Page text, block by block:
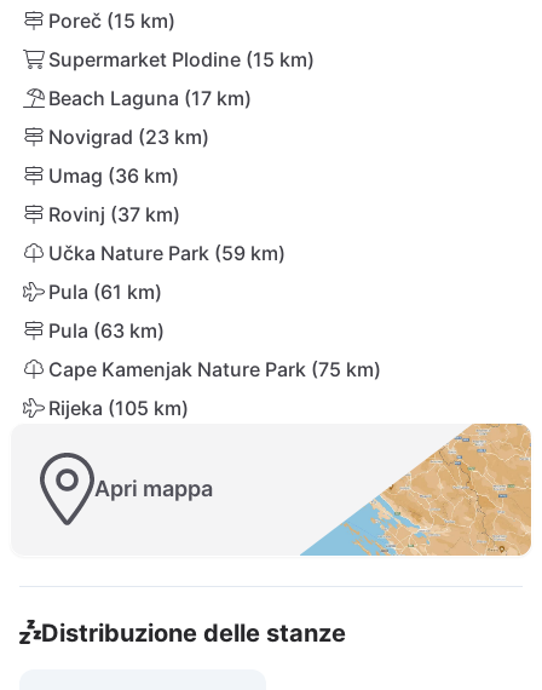
Poreč (15 km)
Supermarket Plodine (15 km)
Beach Laguna (17 km)
Novigrad (23 km)
Umag (36 km)
Rovinj (37 km)
Učka Nature Park (59 km)
Pula (61 km)
Pula (63 km)
Cape Kamenjak Nature Park (75 km)
Rijeka (105 km)
Apri mappa
Distribuzione delle stanze